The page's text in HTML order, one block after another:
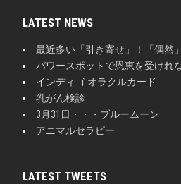
LATEST NEWS
最近多い「引き寄せ」！「偶然
パワースポットで恩恵を受けれ
インディゴ オラクルカード
乳がん検診
3月31日・・・ブルームーン
アニマルセラピー
LATEST TWEETS